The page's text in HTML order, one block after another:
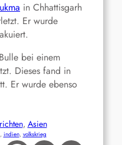
in Chhattisgarh
Er wurde
bei einem
Dieses fand in
Er wurde ebenso
, Asien
, indien, volkskrieg